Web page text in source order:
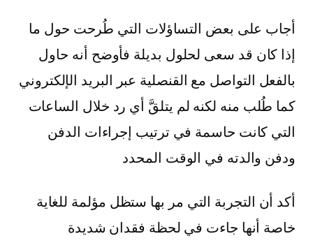
أجاب على بعض التساؤلات التي طُرحت حول ما
إذا كان قد سعى لحلول بديلة فأوضح أنه حاول
بالفعل التواصل مع القنصلية عبر البريد الإلكتروني
كما طُلب منه لكنه لم يتلقَّ أي رد خلال الساعات
التي كانت حاسمة في ترتيب إجراءات الدفن
ودفن والدته في الوقت المحدد
أكد أن التجربة التي مر بها ستظل مؤلمة للغاية
خاصة أنها جاءت في لحظة فقدان شديدة